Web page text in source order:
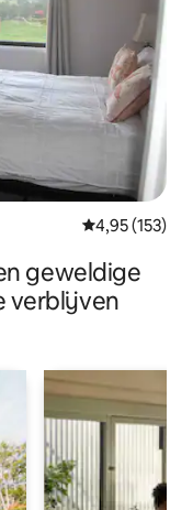
Gemiddelde
4,95 (153)
geweldige
verblijven